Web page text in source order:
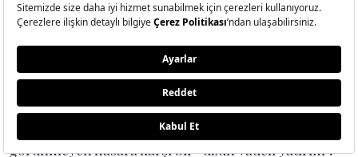
indeksine göre düşünmeye başladığınızda SPF’nin
anlamı da değişiyor. Artık mesele sadece yanmayı
önlemek değil, erken yaşlanmayı geciktirmek,
lekeleri kontrol altında tutmak, cilt bariyerini
korumak. Kısacası SPF, görünür güzellikten çok
görünmeyen hasara karşı bir “uzun vadeli yatırım”.